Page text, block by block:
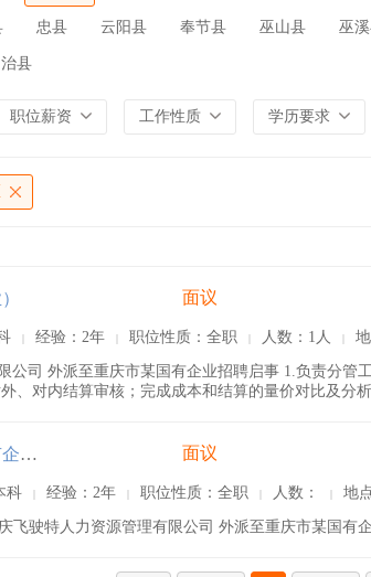
忠县 云阳县 奉节县 巫山县 巫
县
职位薪资 工作性质 学历要求
面议
| 经验：2年 | 职位性质：全职 | 人数：1人 |
公司 外派至重庆市某国有企业招聘启事 1.负责分管
、对内结算审核；完成成本和结算的量价对比及分
成本会计（重庆市某国有企业） 面议
科 | 经验：2年 | 职位性质：全职 | 人数： | 地
飞驶特人力资源管理有限公司 外派至重庆市某国有